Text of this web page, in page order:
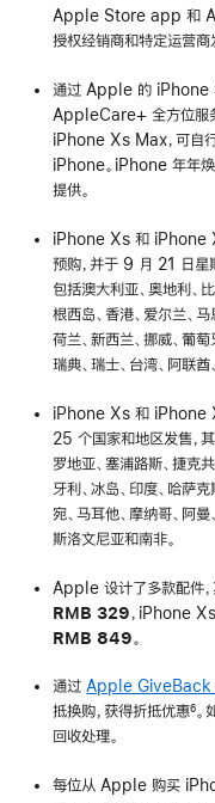
Apple Store app 和
授权经销商和特定运营商
通过 Apple 的 iPhone
AppleCare+ 全方位服
iPhone Xs Max，可自
iPhone。iPhone 年年
提供。
iPhone Xs 和 iPhone
预购，并于 9 月 21 日星
包括澳大利亚、奥地利、比
根西岛、香港、爱尔兰、马
荷兰、新西兰、挪威、葡萄
瑞典、瑞士、台湾、阿联
iPhone Xs 和 iPhone
25 个国家和地区发售，
罗地亚、塞浦路斯、捷克
牙利、冰岛、印度、哈萨
宛、马耳他、摩纳哥、阿曼
斯洛文尼亚和南非。
Apple 设计了多款配件
RMB 329
，iPhone
RMB 849 。
通过 Apple GiveBack
抵换购，获得折抵优惠6。
回收处理。
每位从 Apple 购买